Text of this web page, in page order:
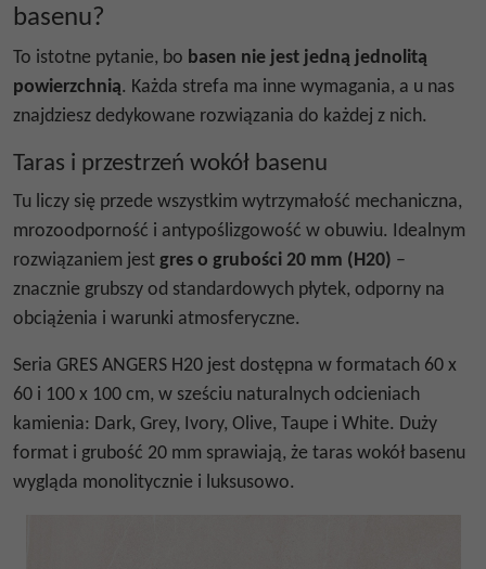
basenu?
To istotne pytanie, bo basen nie jest jedną jednolitą
powierzchnią. Każda strefa ma inne wymagania, a u nas
znajdziesz dedykowane rozwiązania do każdej z nich.
Taras i przestrzeń wokół basenu
Tu liczy się przede wszystkim wytrzymałość mechaniczna,
mrozoodporność i antypoślizgowość w obuwiu. Idealnym
rozwiązaniem jest gres o grubości 20 mm (H20) –
znacznie grubszy od standardowych płytek, odporny na
obciążenia i warunki atmosferyczne.
Seria GRES ANGERS H20 jest dostępna w formatach 60 x
60 i 100 x 100 cm, w sześciu naturalnych odcieniach
kamienia: Dark, Grey, Ivory, Olive, Taupe i White. Duży
format i grubość 20 mm sprawiają, że taras wokół basenu
wygląda monolitycznie i luksusowo.